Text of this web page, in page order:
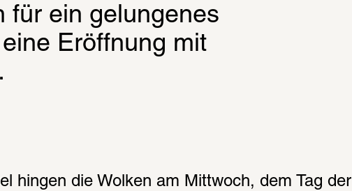
für ein gelungenes
Eröffnung mit
hingen die Wolken am Mittwoch, dem Tag